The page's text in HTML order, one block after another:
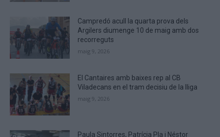
Campredó acull la quarta prova dels
Argilers diumenge 10 de maig amb dos
recorreguts
maig 9, 2026
El Cantaires amb baixes rep al CB
Viladecans en el tram decisiu de la lliga
maig 9, 2026
Paula Sintorres, Patrícia Pla i Néstor